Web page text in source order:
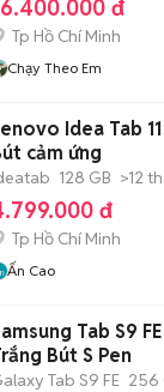
đ
Tp Hồ Chí Minh
Chạy Theo Em
Idea Tab
cảm ứng
128 GB >12
đ
Tp Hồ Chí Minh
Ấn Cao
Tab S9
Bút S Pen
Tab S9 FE 256